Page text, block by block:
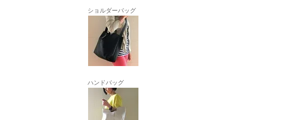
ショルダーバッグ
ハンドバッグ